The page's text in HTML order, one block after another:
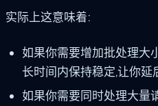
实际上这意味着:
如果你需要增加批处理大
长时间内保持稳定,让你延
如果你需要同时处理大量